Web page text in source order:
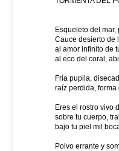
Esqueleto del
Cauce desierto de
al amor infinito de
al eco del coral,
Fría pupila,
raíz perdida, forma
Eres el rostro vivo
sobre tu cuerpo,
bajo tu piel mil
Polvo errante y